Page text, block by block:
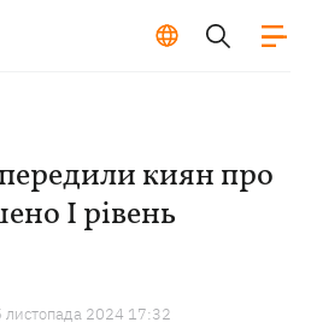
киян про
І рівень
листопада 2024 17:32